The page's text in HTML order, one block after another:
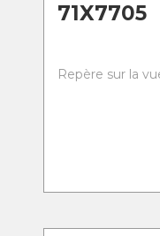
71X7705
Repère sur la